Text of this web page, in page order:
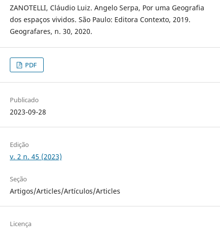
ZANOTELLI, Cláudio Luiz. Angelo Serpa, Por uma Geografia
dos espaços vividos. São Paulo: Editora Contexto, 2019.
Geografares, n. 30, 2020.
PDF
Publicado
2023-09-28
Edição
v. 2 n. 45 (2023)
Seção
Artigos/Articles/Artículos/Articles
Licença